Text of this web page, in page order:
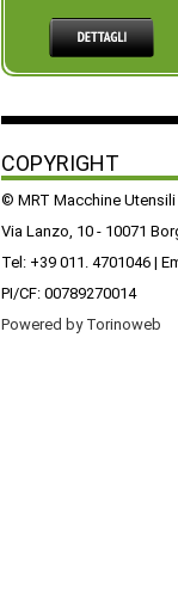
COPYRIGHT
© MRT Macchine Utensili
Via Lanzo, 10 - 10071
Tel: +39 011. 4701046 |
PI/CF: 00789270014
Powered by Torinoweb